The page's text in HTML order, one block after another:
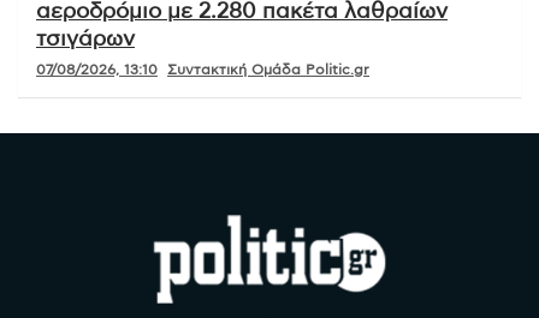
αεροδρόμιο με 2.280 πακέτα λαθραίων
τσιγάρων
07/08/2026, 13:10 Συντακτική Ομάδα Politic.gr